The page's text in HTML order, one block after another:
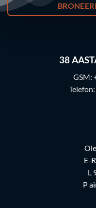
38
GSM:
Telefon:
E-
L
P